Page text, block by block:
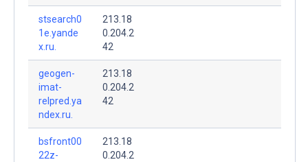
stsearch0
1e.yande
x.ru.
213.18
0.204.2
42
geogen-
imat-
relpred.ya
ndex.ru.
213.18
0.204.2
42
bsfront00
22z-
213.18
0.204.2